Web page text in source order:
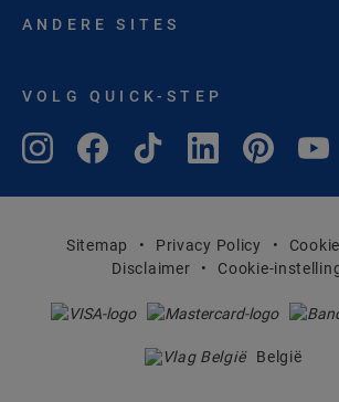
ANDERE SITES
VOLG QUICK-STEP
Sitemap Privacy Policy
Disclaimer
Cookie-
België